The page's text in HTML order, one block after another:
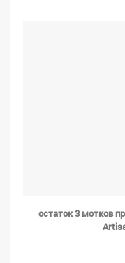
остаток 3 мотков